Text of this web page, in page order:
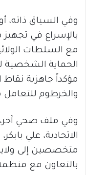
وفي السياق ذاته،
بالإسراع في تجهيز
مع السلطات
الحماية الشخصية
مؤكداً جاهزية
والخرطوم
وفي ملف صحي
الاتحادية، علي
متخصصين إلى
بالتعاون مع